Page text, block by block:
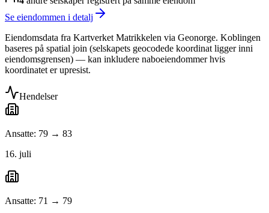
Se eiendommen i detalj
Eiendomsdata fra Kartverket Matrikkelen via Geonorge. Koblingen
baseres på spatial join (selskapets geocodede koordinat ligger inni
eiendomsgrensen) — kan inkludere naboeiendommer hvis
koordinatet er upresist.
Hendelser
Ansatte: 79 → 83
16. juli
Ansatte: 71 → 79